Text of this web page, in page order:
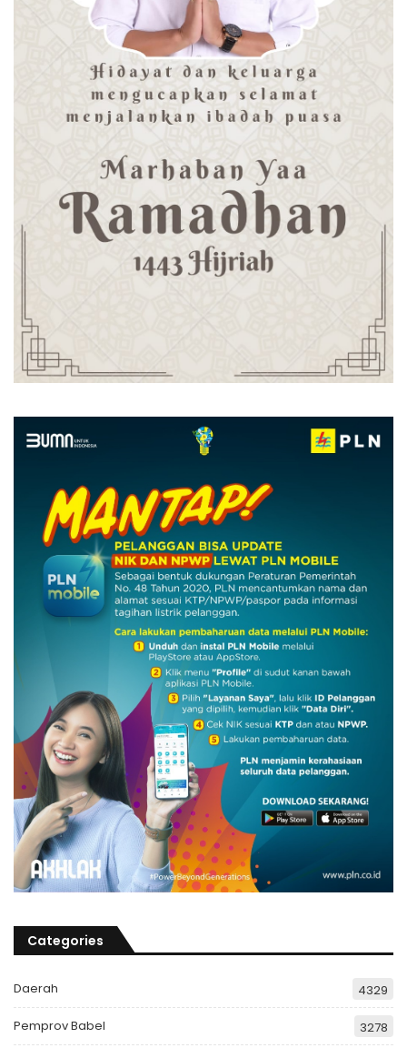
Categories
Daerah 4329
Pemprov Babel 3278